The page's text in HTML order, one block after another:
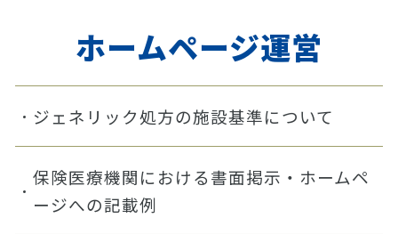
ホームページ運営
ジェネリック処方の施設基準について
保険医療機関における書面掲示・ホームペ
ージへの記載例